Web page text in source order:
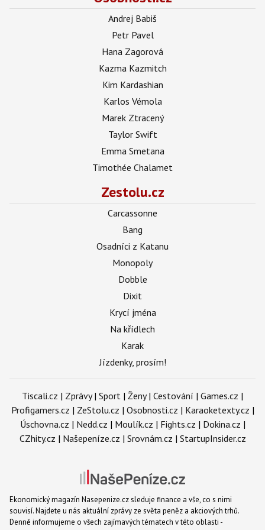
Andrej Babiš
Petr Pavel
Hana Zagorová
Kazma Kazmitch
Kim Kardashian
Karlos Vémola
Marek Ztracený
Taylor Swift
Emma Smetana
Timothée Chalamet
Zestolu.cz
Carcassonne
Bang
Osadníci z Katanu
Monopoly
Dobble
Dixit
Krycí jména
Na křídlech
Karak
Jízdenky, prosím!
Tiscali.cz | Zprávy| Sport | Ženy| Cestování | Games.cz |
Profigamers.cz | ZeStolu.cz | Osobnosti.cz | Karaoketexty.cz |
Úschovna.cz | Nedd.cz | Moulík.cz | Fights.cz | Dokina.cz |
CZhity.cz | Našepeníze.cz | Srovnám.cz | StartupInsider.cz
Ekonomický magazín Nasepenize.cz sleduje finance a vše, co s nimi
souvisí. Najdete u nás aktuální zprávy ze světa peněz a akciových trhů.
Denně informujeme o všech zajímavých tématech v této oblasti -